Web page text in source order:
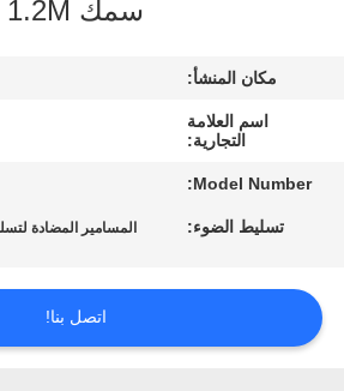
مراقبة
اتصل
اطلب
اقتباس
سمك 1.2M
مكان المنشأ:
اسم العلامة
التجارية:
Model Number:
تسليط الضوء: المسامير المضادة
اتصل بنا!